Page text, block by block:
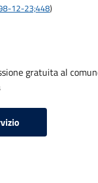
12-23;448)
gratuita al